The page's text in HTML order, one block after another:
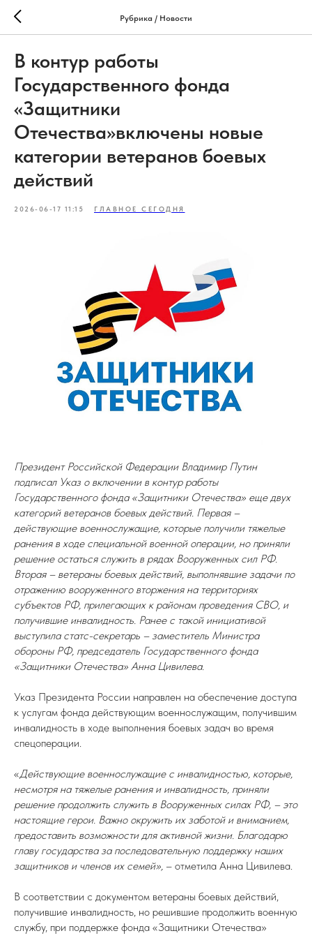
Рубрика / Новости
В контур работы
Государственного фонда
«Защитники
Отечества»включены новые
категории ветеранов боевых
действий
2026-06-17 11:15 ГЛАВНОЕ СЕГОДНЯ
Президент Российской Федерации Владимир Путин
подписал Указ о включении в контур работы
Государственного фонда «Защитники Отечества» еще двух
категорий ветеранов боевых действий. Первая –
действующие военнослужащие, которые получили тяжелые
ранения в ходе специальной военной операции, но приняли
решение остаться служить в рядах Вооруженных сил РФ.
Вторая – ветераны боевых действий, выполнявшие задачи по
отражению вооруженного вторжения на территориях
субъектов РФ, прилегающих к районам проведения СВО, и
получившие инвалидность. Ранее с такой инициативой
выступила статс-секретарь – заместитель Министра
обороны РФ, председатель Государственного фонда
«Защитники Отечества» Анна Цивилева.
Указ Президента России направлен на обеспечение доступа
к услугам фонда действующим военнослужащим, получившим
инвалидность в ходе выполнения боевых задач во время
спецоперации.
«Действующие военнослужащие с инвалидностью, которые,
несмотря на тяжелые ранения и инвалидность, приняли
решение продолжить служить в Вооруженных силах РФ, – это
настоящие герои. Важно окружить их заботой и вниманием,
предоставить возможности для активной жизни. Благодарю
главу государства за последовательную поддержку наших
защитников и членов их семей», – отметила Анна Цивилева.
В соответствии с документом ветераны боевых действий,
получившие инвалидность, но решившие продолжить военную
службу, при поддержке фонда «Защитники Отечества»